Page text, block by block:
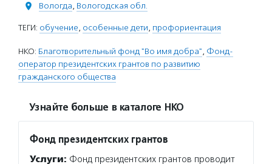
Вологда, Вологодская обл.
ТЕГИ: обучение, особенные дети, профориентация
НКО: Благотворительный фонд "Во имя добра", Фонд-
оператор президентских грантов по развитию
гражданского общества
Узнайте больше в каталоге НКО
Фонд президентских грантов
Услуги: Фонд президентских грантов проводит